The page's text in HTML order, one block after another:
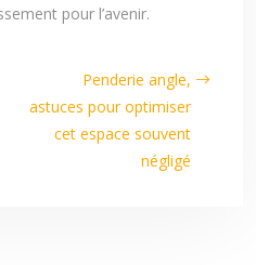
pour l’avenir.
Penderie angle,
astuces pour optimiser
cet espace souvent
négligé